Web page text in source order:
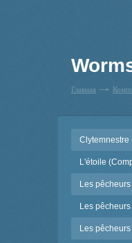
Главная
Clytemnestre
L'étoile
Les
Les
Les